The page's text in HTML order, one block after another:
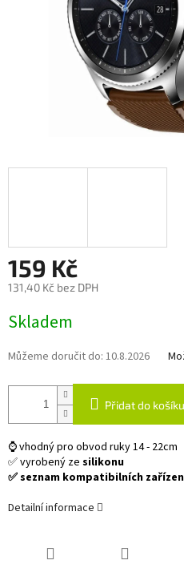
159 Kč
131,40 Kč bez DPH
cena:
Skladem
Můžeme doručit do: 10.8.2026
Přidat do košíku
⌚ vhodný pro obvod ruky 14 - 22cm
✅ vyrobený ze silikonu
✅ seznam kompatibilních
Detailní informace